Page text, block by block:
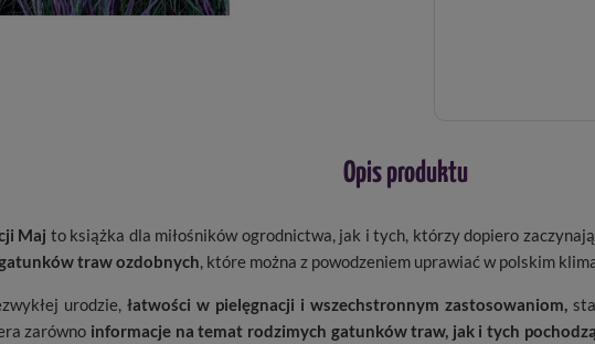
Opis produktu
Maj to książka dla miłośników ogrodnictwa, jak i tych, którzy dopiero
traw ozdobnych, które można z powodzeniem uprawiać w polskim
urodzie, łatwości w pielęgnacji i wszechstronnym zastosowaniom,
zarówno informacje na temat rodzimych gatunków traw, jak i tych